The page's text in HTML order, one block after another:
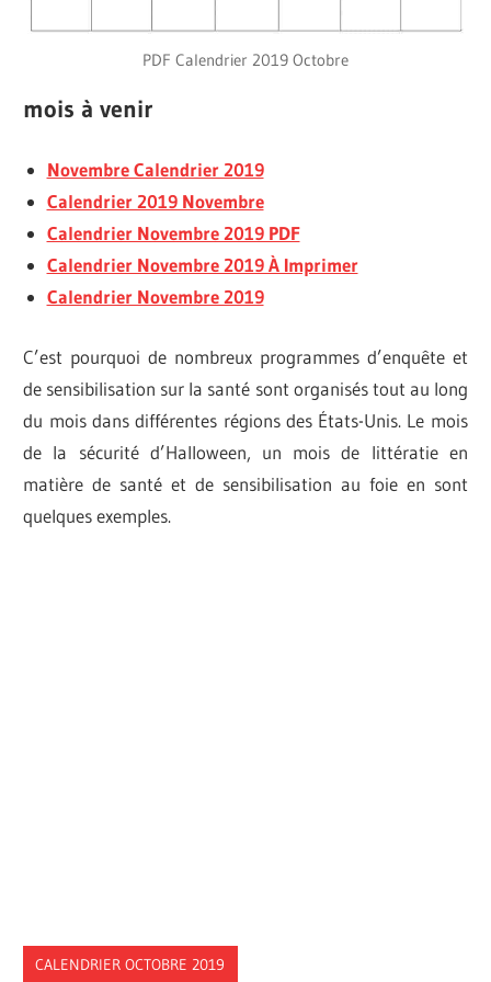
PDF Calendrier 2019 Octobre
mois à venir
Novembre Calendrier 2019
Calendrier 2019 Novembre
Calendrier Novembre 2019 PDF
Calendrier Novembre 2019 À Imprimer
Calendrier Novembre 2019
C’est pourquoi de nombreux programmes d’enquête et
de sensibilisation sur la santé sont organisés tout au long
du mois dans différentes régions des États-Unis. Le mois
de la sécurité d’Halloween, un mois de littératie en
matière de santé et de sensibilisation au foie en sont
quelques exemples.
CALENDRIER OCTOBRE 2019